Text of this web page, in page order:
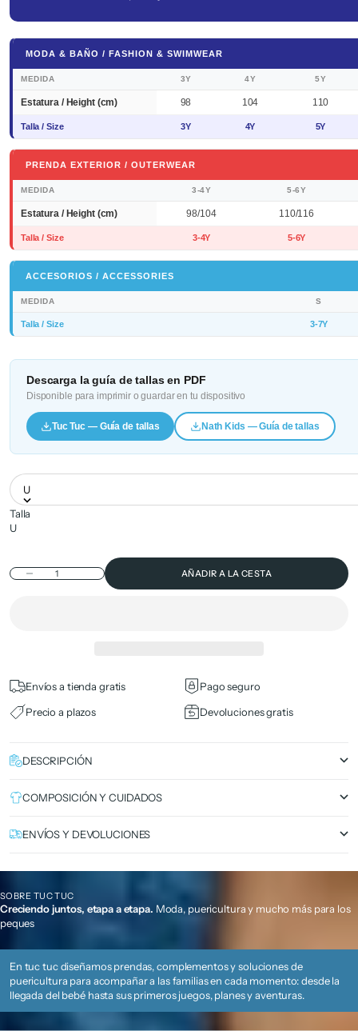
MODA & BAÑO / FASHION & SWIMWEAR
MEDIDA 3Y 4Y 5Y
Estatura / Height (cm) 98 104 110
Talla / Size 3Y 4Y 5Y
PRENDA EXTERIOR / OUTERWEAR
MEDIDA 3-4Y 5-6Y
Estatura / Height (cm) 98/104 110/116
Talla / Size 3-4Y 5-6Y
ACCESORIOS / ACCESSORIES
MEDIDA S
Talla / Size 3-7Y
Descarga la guía de tallas en PDF
Disponible para imprimir o guardar en tu dispositivo
Tuc Tuc — Guía de tallas Nath Kids — Guía de tallas
U
Talla
U
Reducir cantidad AÑADIR A LA CESTA
Envíos a tienda gratis
Pago seguro
Precio a plazos
Devoluciones gratis
DESCRIPCIÓN
COMPOSICIÓN Y CUIDADOS
ENVÍOS Y DEVOLUCIONES
SOBRE TUC TUC
Creciendo juntos, etapa a etapa. Moda, puericultura y mucho más para los
peques
En tuc tuc diseñamos prendas, complementos y soluciones de
puericultura para acompañar a las familias en cada momento: desde la
llegada del bebé hasta sus primeros juegos, planes y aventuras.